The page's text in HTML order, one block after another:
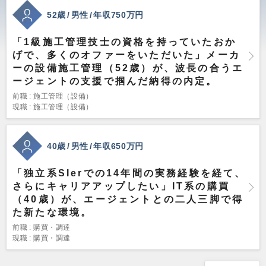
52歳 男性 年収750万円
「1級施工管理技士の資格を持っていたおか
げで、多くのオファーをいただいた」メーカ
ーの設備施工管理（52歳）が、波長の合うエ
ージェントの支援で掴んだ納得の内定。
前職
施工管理（設備）
現職
施工管理（設備）
40歳 男性 年収650万円
「独立系SIerでの14年間の実務経験を経て、
さらにキャリアアップしたい」IT系の購買
（40歳）が、エージェントとの二人三脚で得
た新たな環境。
前職
購買・調達
現職
購買・調達